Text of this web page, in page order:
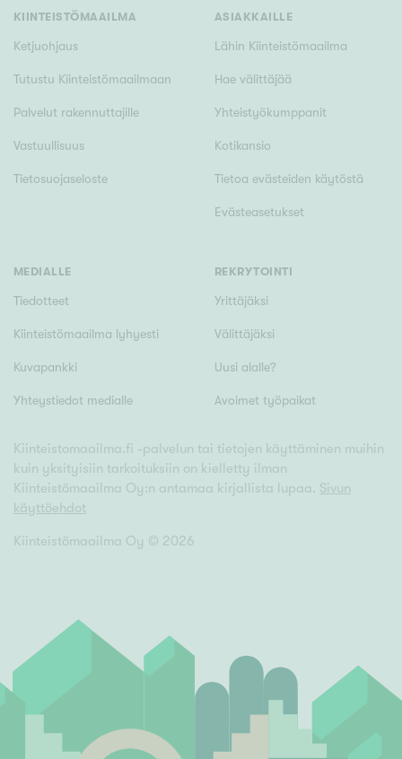
Ominaisuudet
Hissi
Oma sauna
KIINTEISTÖMAAILMA
Ketjuohjaus
Tutustu Kiinteistömaailmaan
Palvelut rakennuttajille
Vastuullisuus
Tietosuojaseloste
ASIAKKAILLE
Lähin Kiinteistömaailma
Hae välittäjää
Yhteistyökumppanit
Kotikansio
Tietoa evästeiden käytöstä
Evästeasetukset
MEDIALLE
Tiedotteet
Kiinteistömaailma lyhyesti
Kuvapankki
Yhteystiedot medialle
REKRYTOINTI
Yrittäjäksi
Välittäjäksi
Uusi alalle?
Avoimet työpaikat
Kiinteistomaailma.fi -palvelun tai tietojen käyttäminen muihin
kuin yksityisiin tarkoituksiin on kielletty ilman
Kiinteistömaailma Oy:n antamaa kirjallista lupaa. Sivun
käyttöehdot
Kiinteistömaailma Oy © 2026